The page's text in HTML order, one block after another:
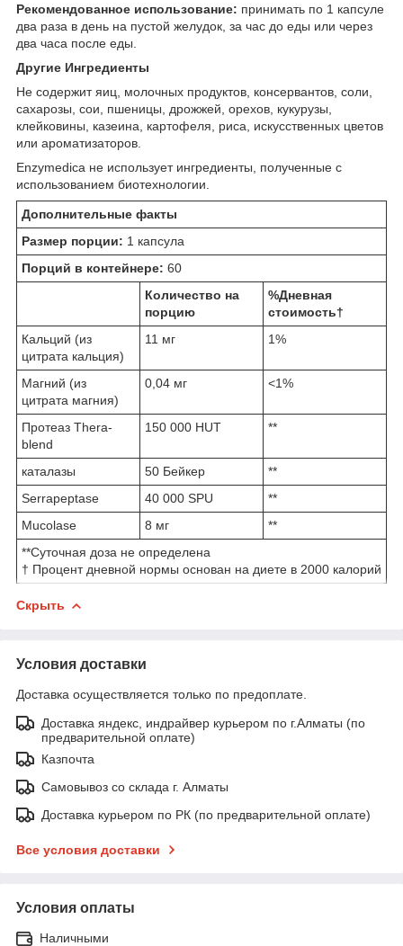
Рекомендованное использование: принимать по 1 капсуле
два раза в день на пустой желудок, за час до еды или через
два часа после еды.
Другие Ингредиенты
Не содержит яиц, молочных продуктов, консервантов, соли,
сахарозы, сои, пшеницы, дрожжей, орехов, кукурузы,
клейковины, казеина, картофеля, риса, искусственных цветов
или ароматизаторов.
Enzymedica не использует ингредиенты, полученные с
использованием биотехнологии.
Дополнительные факты
Размер порции: 1 капсула
Порций в контейнере: 60
Количество на
порцию
%Дневная
стоимость†
Кальций (из
цитрата кальция)
11 мг 1%
Магний (из
цитрата магния)
0,04 мг <1%
Протеаз Thera-
blend
150 000 HUT **
каталазы 50 Бейкер
**
Serrapeptase
40 000 SPU
**
Mucolase
8 мг
**
**Суточная доза не определена
† Процент дневной нормы основан на диете в 2000 калорий
Скрыть
Условия доставки
Доставка осуществляется только по предоплате.
Доставка яндекс, индрайвер курьером по г.Алматы (по
предварительной оплате)
Казпочта
Самовывоз со склада г. Алматы
Доставка курьером по РК (по предварительной оплате)
Все условия доставки
Условия оплаты
Наличными